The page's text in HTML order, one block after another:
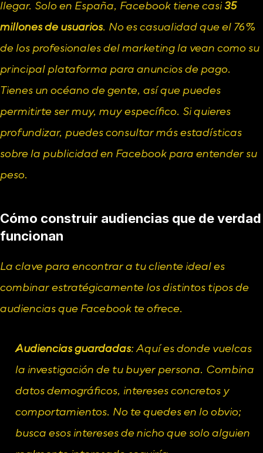
llegar. Solo en España, Facebook tiene casi 35
millones de usuarios. No es casualidad que el 76%
de los profesionales del marketing la vean como su
principal plataforma para anuncios de pago.
Tienes un océano de gente, así que puedes
permitirte ser muy, muy específico. Si quieres
profundizar, puedes consultar más estadísticas
sobre la publicidad en Facebook para entender su
peso.
Cómo construir audiencias que de verdad
funcionan
La clave para encontrar a tu cliente ideal es
combinar estratégicamente los distintos tipos de
audiencias que Facebook te ofrece.
Audiencias guardadas: Aquí es donde vuelcas
la investigación de tu buyer persona. Combina
datos demográficos, intereses concretos y
comportamientos. No te quedes en lo obvio;
busca esos intereses de nicho que solo alguien